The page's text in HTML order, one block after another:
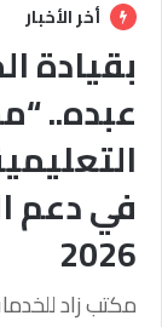
أخر الأخبار
بقيادة
عبده..
في دعم
2026
مكتب زاد